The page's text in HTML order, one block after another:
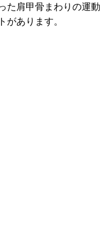
た肩甲骨まわりの運動
があります。